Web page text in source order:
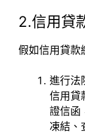
2.信用貸
假如信用貸款
進行法
信用貸
證信函
凍結、